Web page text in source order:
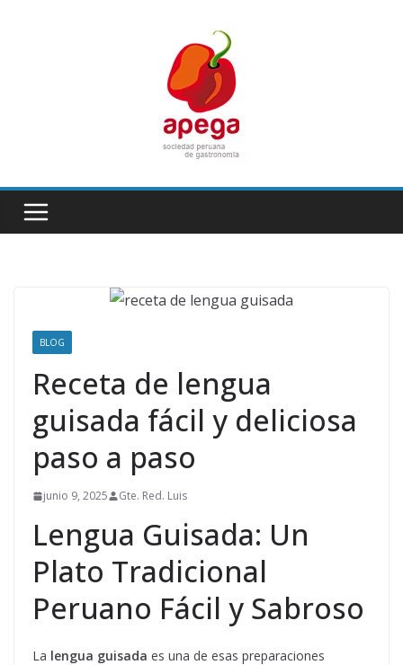
BLOG
Receta de lengua
guisada fácil y deliciosa
paso a paso
junio 9, 2025 Gte. Red. Luis
Lengua Guisada: Un
Plato Tradicional
Peruano Fácil y Sabroso
La lengua guisada es una de esas preparaciones